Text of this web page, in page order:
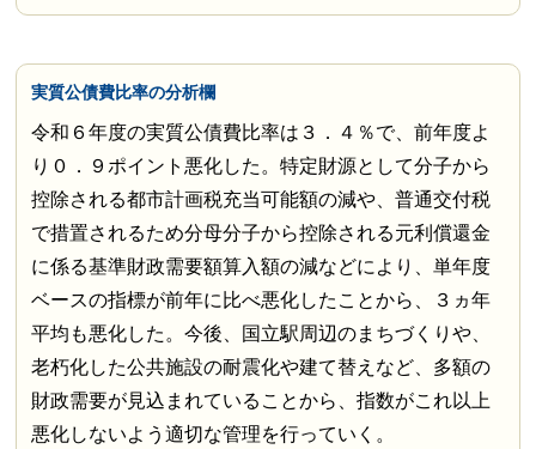
実質公債費比率の分析欄
令和６年度の実質公債費比率は３．４％で、前年度よ
り０．９ポイント悪化した。特定財源として分子から
控除される都市計画税充当可能額の減や、普通交付税
で措置されるため分母分子から控除される元利償還金
に係る基準財政需要額算入額の減などにより、単年度
ベースの指標が前年に比べ悪化したことから、３ヵ年
平均も悪化した。今後、国立駅周辺のまちづくりや、
老朽化した公共施設の耐震化や建て替えなど、多額の
財政需要が見込まれていることから、指数がこれ以上
悪化しないよう適切な管理を行っていく。